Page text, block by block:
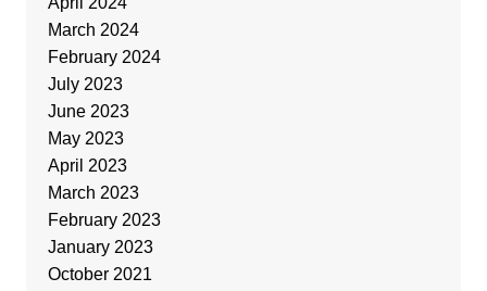
March 2024
February 2024
July 2023
June 2023
May 2023
April 2023
March 2023
February 2023
January 2023
October 2021